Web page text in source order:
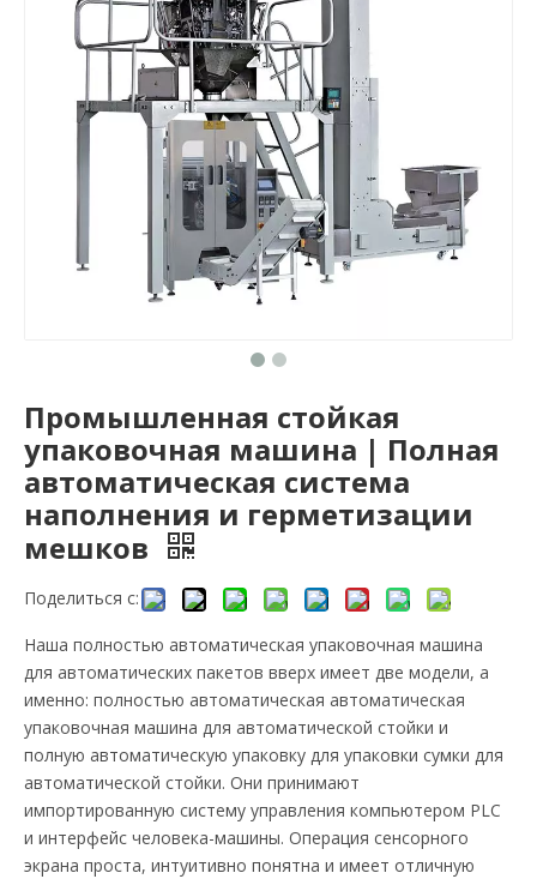
Промышленная стойкая
упаковочная машина | Полная
автоматическая система
наполнения и герметизации
мешков
Поделиться с:
Наша полностью автоматическая упаковочная машина
для автоматических пакетов вверх имеет две модели, а
именно: полностью автоматическая автоматическая
упаковочная машина для автоматической стойки и
полную автоматическую упаковку для упаковки сумки для
автоматической стойки. Они принимают
импортированную систему управления компьютером PLC
и интерфейс человека-машины. Операция сенсорного
экрана проста, интуитивно понятна и имеет отличную